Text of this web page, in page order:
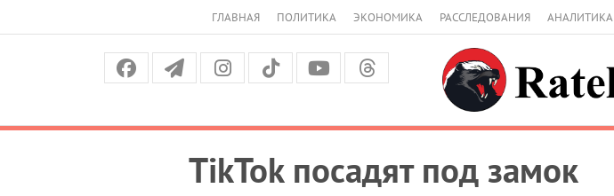
ГЛАВНАЯ ПОЛИТИКА ЭКОНОМИКА РАССЛЕДОВАНИЯ АНАЛИТИКА
ТikTok посадят под замок